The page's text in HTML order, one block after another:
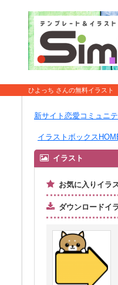
ひよっち さんの無料イラスト
新サイト恋愛コミュニ
イラストボックス
イラスト
お気に入りイラ
ダウンロードイ